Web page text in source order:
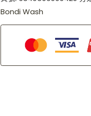
Bondi Wash